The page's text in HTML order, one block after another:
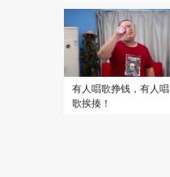
有人唱歌挣钱，有人唱
歌挨揍！